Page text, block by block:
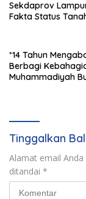
Sekdaprov
Fakta Status
*14 Tahun
Berbagi
Muhammadiyah
Tinggalkan
Alamat email Anda
ditandai *